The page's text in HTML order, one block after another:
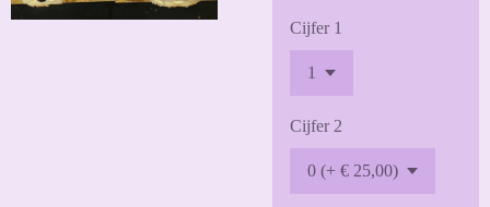
Cijfer 1
Cijfer 2